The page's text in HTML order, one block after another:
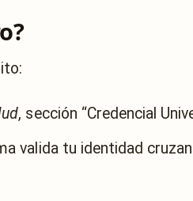
, sección “Credencial
valida tu identidad